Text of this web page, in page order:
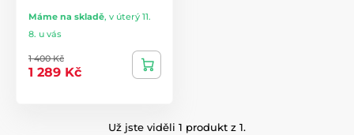
Máme na skladě, v úterý 11.
8. u vás
1 400 Kč
1 289 Kč
Už jste viděli 1 produkt z 1.